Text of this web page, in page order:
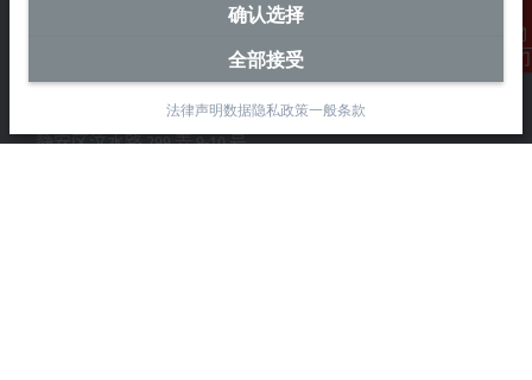
联系我们
毕孚自动化设备贸易(上海)有限公司
市北智汇园4号楼
静安区汶水路 299 弄 9-10 号
确认选择
全部接受
法律声明数据隐私政策一般条款